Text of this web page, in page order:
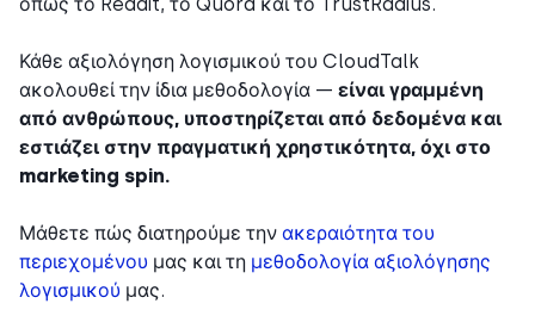
Κάθε αξιολόγηση λογισμικού του CloudTalk
ακολουθεί την ίδια μεθοδολογία — είναι γραμμένη
από ανθρώπους, υποστηρίζεται από δεδομένα και
εστιάζει στην πραγματική χρηστικότητα, όχι στο
marketing spin.
Μάθετε πώς διατηρούμε την ακεραιότητα του
περιεχομένου μας και τη μεθοδολογία αξιολόγησης
λογισμικού μας.